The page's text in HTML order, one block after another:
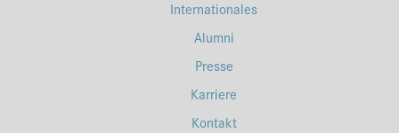
Internationales
Alumni
Presse
Karriere
Kontakt